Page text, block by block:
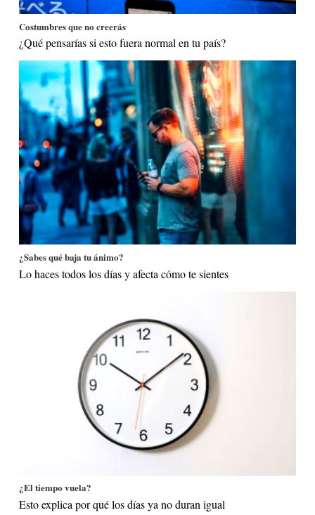
Costumbres que no creerás
¿Qué pensarías si esto fuera normal en tu país?
¿Sabes qué baja tu ánimo?
Lo haces todos los días y afecta cómo te sientes
¿El tiempo vuela?
Esto explica por qué los días ya no duran igual